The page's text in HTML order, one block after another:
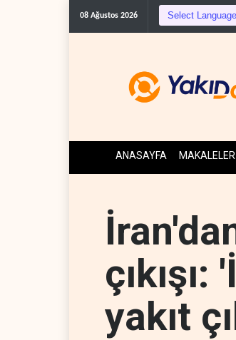
08 Ağustos 2026 The
ANASAYFA MAKALELER
yakıt